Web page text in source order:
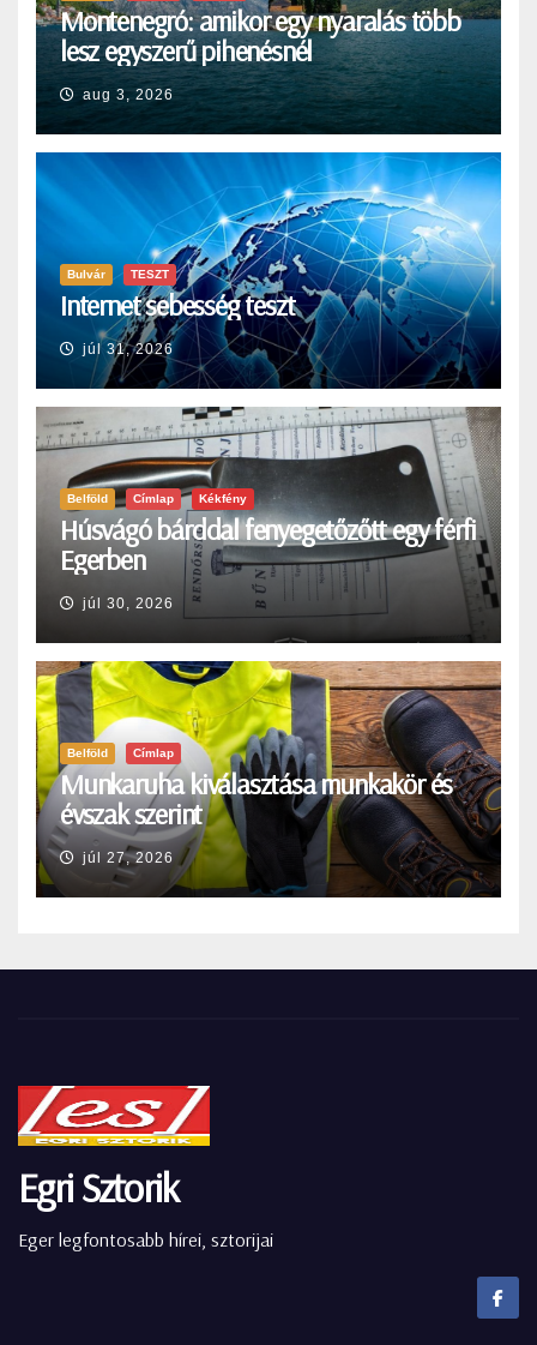
Montenegró: amikor egy nyaralás több
lesz egyszerű pihenésnél
aug 3, 2026
Bulvár TESZT
Internet sebesség teszt
júl 31, 2026
Belföld Címlap Kékfény
Húsvágó bárddal fenyegetőzőtt egy férfi
Egerben
júl 30, 2026
Belföld Címlap
Munkaruha kiválasztása munkakör és
évszak szerint
júl 27, 2026
Egri Sztorik
Eger legfontosabb hírei, sztorijai